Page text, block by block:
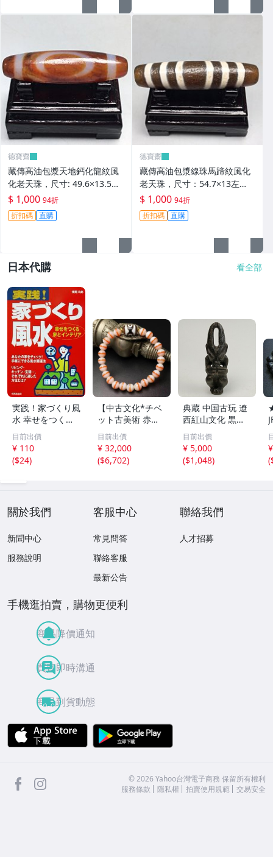
德寶齋
藏傳高油包漿天地鈣化龍紋風
化老天珠，尺寸: 49.6×13.5左
右，材質：瑪瑙， 天珠 瑪瑙
硃砂【德寶齋】406
$ 1,000 94折
折扣碼 直購
德寶齋
藏傳高油包漿線珠馬蹄紋風化
老天珠，尺寸：54.7×13左
右，材質：瑪瑙，玉髓 天珠 瑪
瑙 硃砂【德寶齋】405
$ 1,000 94折
折扣碼 直購
日本代購 看全部
実践！家づくり風
水 幸せをつくる
家とインテリア/
浅野八郎(著者)
目前出價
¥ 110
($24)
【中古文化*チベ
ット古美術 赤縞
天眼瑪瑙丸珠 天
地天珠組み合わせ
ブレスレット 縞
瑪瑙 古玩 アンテ
目前出價
¥ 32,000
($6,702)
典蔵 中国古玩 遼
西紅山文化 黒曜
石 黒皮玉 太陽神
祈祷像 唐物 骨董
品 古美術 古玉 彫
刻 時代物 魔除け
目前出價
¥ 5,000
($1,048)
(
關於我們
新聞中心
服務說明
客服中心
常見問答
聯絡客服
最新公告
聯絡我們
人才招募
手機逛拍賣，購物更便利
商品降價通知
買賣即時溝通
商品到貨動態
APP Store
facebook ©2026 Yahoo台灣電子商務 保留所有權利
服務條款
隱私權 拍賣使用規範 交易安全